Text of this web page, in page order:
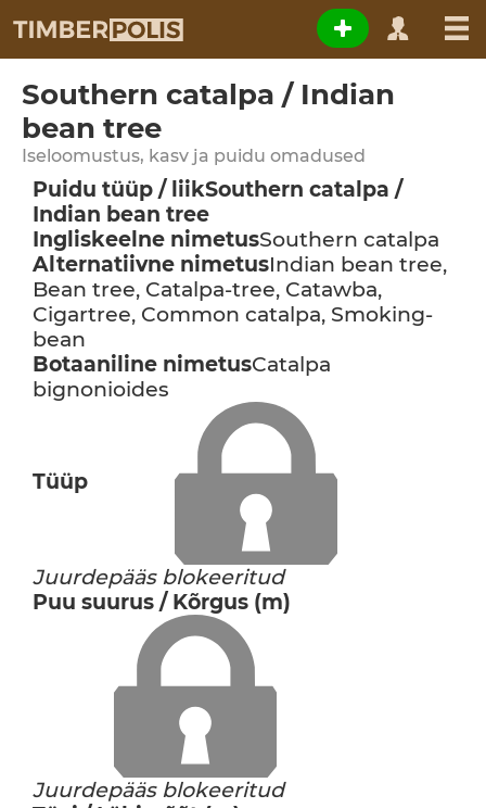
Southern catalpa / Indian
bean tree
Iseloomustus, kasv ja puidu omadused
Puidu tüüp / liikSouthern catalpa /
Indian bean tree
Ingliskeelne nimetusSouthern catalpa
Alternatiivne nimetusIndian bean tree,
Bean tree, Catalpa-tree, Catawba,
Cigartree, Common catalpa, Smoking-
bean
Botaaniline nimetusCatalpa
bignonioides
Tüüp
Juurdepääs blokeeritud
Puu suurus / Kõrgus (m)
Juurdepääs blokeeritud